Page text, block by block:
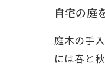
自宅の庭
庭木の手
には春と